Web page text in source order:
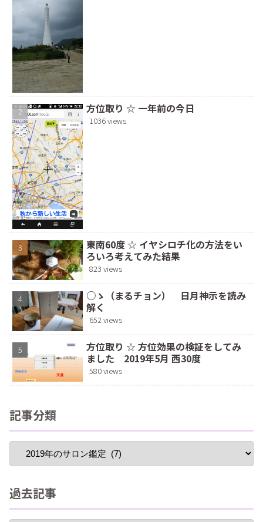
方位取り ☆ 一年前の今日
1036 views
東南60度 ☆ イヤシロチ化の方法をい
ろいろ考えてみた結果
823 views
○ゝ（まるチョン） 日月神示を読み
解く
652 views
方位取り ☆ 方位効果の検証をしてみ
ました 2019年5月 西30度
580 views
記事分類
過去記事